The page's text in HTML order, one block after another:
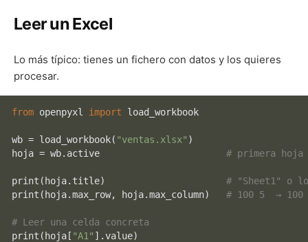
Leer un Excel
Lo más típico: tienes un fichero con datos y los quieres
procesar.
from openpyxl import load_workbook
wb = load_workbook( "ventas.xlsx" )
hoja = wb.active # primera
print (hoja.title) # "Sheet1" o
print (hoja.max_row, hoja.max_column) # 100 5  →
# Leer una celda concreta
print (hoja[ "A1"